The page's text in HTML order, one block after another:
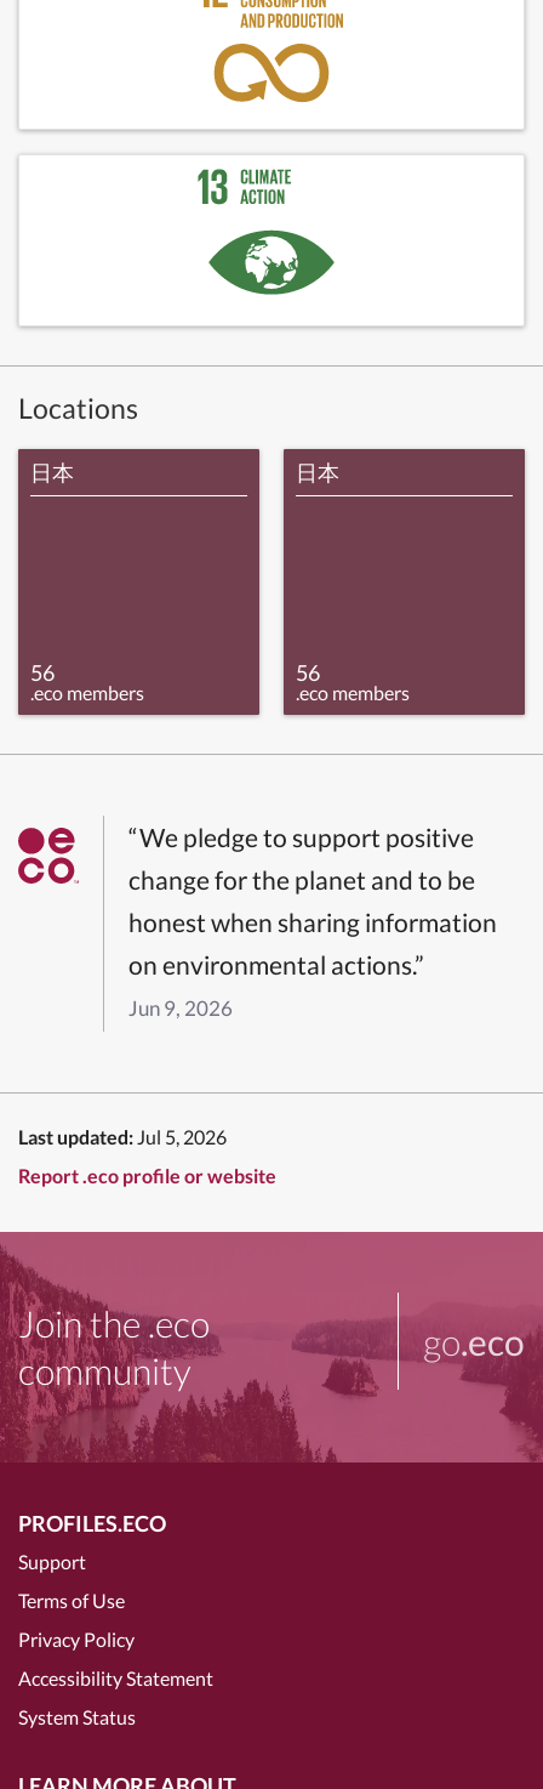
Locations
日本
56
.eco members
日本
56
.eco members
“We pledge to support positive
change for the planet and to be
honest when sharing information
on environmental actions.”
Jun 9, 2026
Last updated: Jul 5, 2026
Report .eco profile or website
Join the .eco
community
go.eco
PROFILES.ECO
Support
Terms of Use
Privacy Policy
Accessibility Statement
System Status